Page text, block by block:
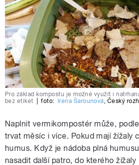
Pro základ kompostu je možné využít i
bez etiket
foto: Irena Šarounová Český
Naplnit vermikompostér může,
trvat měsíc i více. Pokud mají žížaly
humus. Když je nádoba plná
nasadit další patro, do kterého žížaly